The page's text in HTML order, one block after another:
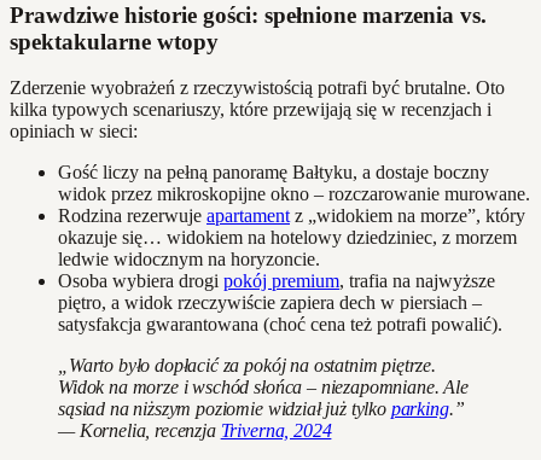
Prawdziwe historie gości: spełnione marzenia vs.
spektakularne wtopy
Zderzenie wyobrażeń z rzeczywistością potrafi być brutalne. Oto
kilka typowych scenariuszy, które przewijają się w recenzjach i
opiniach w sieci:
Gość liczy na pełną panoramę Bałtyku, a dostaje boczny
widok przez mikroskopijne okno – rozczarowanie murowane.
Rodzina rezerwuje apartament z „widokiem na morze”, który
okazuje się… widokiem na hotelowy dziedziniec, z morzem
ledwie widocznym na horyzoncie.
Osoba wybiera drogi pokój premium, trafia na najwyższe
piętro, a widok rzeczywiście zapiera dech w piersiach –
satysfakcja gwarantowana (choć cena też potrafi powalić).
„Warto było dopłacić za pokój na ostatnim piętrze.
Widok na morze i wschód słońca – niezapomniane. Ale
sąsiad na niższym poziomie widział już tylko parking.”
— Kornelia, recenzja Triverna, 2024